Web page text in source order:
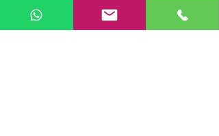
注意事項及副作用